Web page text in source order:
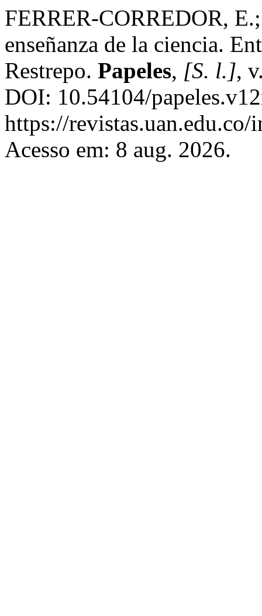
FERRER-CORREDOR,
enseñanza de la ciencia.
Restrepo. Papeles, [S. l.],
DOI: 10.54104/
https://
Acesso em: 8 aug. 2026.